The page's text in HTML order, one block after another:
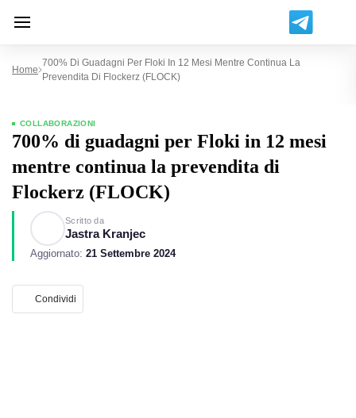
Home
700% Di Guadagni Per Floki In 12 Mesi Mentre Continua La
Prevendita Di Flockerz (FLOCK)
COLLABORAZIONI
700% di guadagni per Floki in 12 mesi
mentre continua la prevendita di
Flockerz (FLOCK)
Scritto da
Jastra Kranjec
Aggiornato: 21 Settembre 2024
Condividi